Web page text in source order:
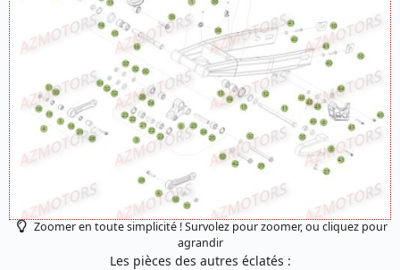
Zoomer en toute simplicité ! Survolez pour zoomer, ou cliquez pour
agrandir
Les pièces des autres éclatés :